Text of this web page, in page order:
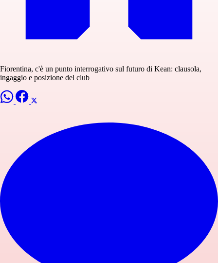
Fiorentina, c'è un punto interrogativo sul futuro di Kean: clausola,
ingaggio e posizione del club